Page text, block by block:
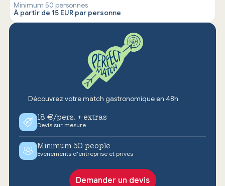
Minimum 50 personnes
À partir de 15 EUR par personne
Découvrez votre match gastronomique en 48h
18 €/pers. + extras
Devis sur mesure
Minimum 50 people
Événements d'entreprise et privés
Demander un devis